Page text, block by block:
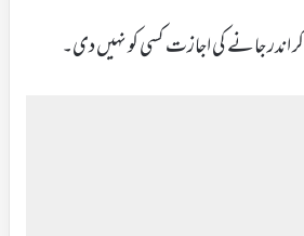
اندر جانے کی اجازت کسی کو نہیں دی۔